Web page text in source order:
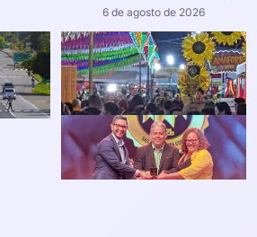
6 de agosto de 2026